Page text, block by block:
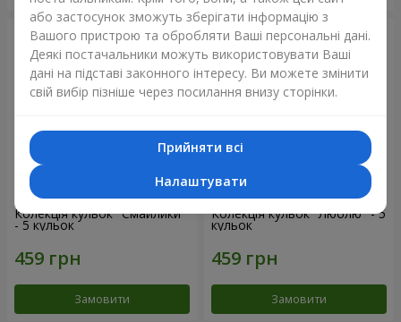
Колекція кульок "Смайлики"
- 5 кульок
Замовити
Колекція кульок "Люблю" - 5
кульок
Замовити
або застосунок зможуть зберігати інформацію з
Вашого пристрою та обробляти Ваші персональні дані.
Деякі постачальники можуть використовувати Ваші
дані на підставі законного інтересу. Ви можете змінити
свій вибір пізніше через посилання внизу сторінки.
Прийняти всі
Налаштувати